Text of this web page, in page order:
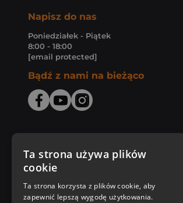
Napisz do nas
Poniedziałek - Piątek
8:00 - 18:00
[email protected]
Bądź z nami na bieżąco
Zakupy u nas
Nasza oferta
Ta strona używa plików
cookie
Ta strona korzysta z plików cookie, aby
zapewnić lepszą wygodę użytkowania.